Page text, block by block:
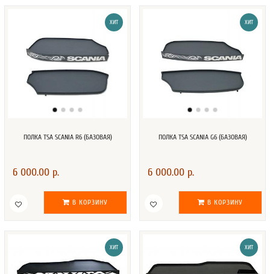
ХИТ
ПОЛКА TSA SCANIA R6 (БАЗОВАЯ)
6 000.00 р.
В КОРЗИНУ
ХИТ
ПОЛКА TSA SCANIA G6 (БАЗОВАЯ)
6 000.00 р.
В КОРЗИНУ
ХИТ ХИТ